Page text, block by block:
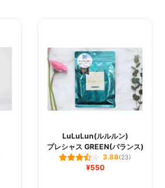
LuLuLun(ルルルン)
プレシャス GREEN(バランス)
3.88(23)
¥550